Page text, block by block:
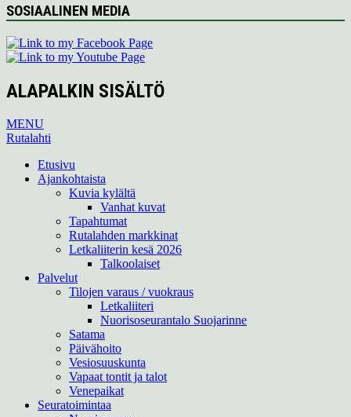
SOSIAALINEN MEDIA
ALAPALKIN SISÄLTÖ
MENU
Rutalahti
Etusivu
Ajankohtaista
Kuvia kylältä
Vanhat kuvat
Tapahtumat
Rutalahden markkinat
Letkaliiterin kesä 2026
Talkoolaiset
Palvelut
Tilojen varaus / vuokraus
Letkaliiteri
Nuorisoseurantalo Suojarinne
Satama
Päivähoito
Vesiosuuskunta
Vapaat tontit ja talot
Venepaikat
Seuratoimintaa